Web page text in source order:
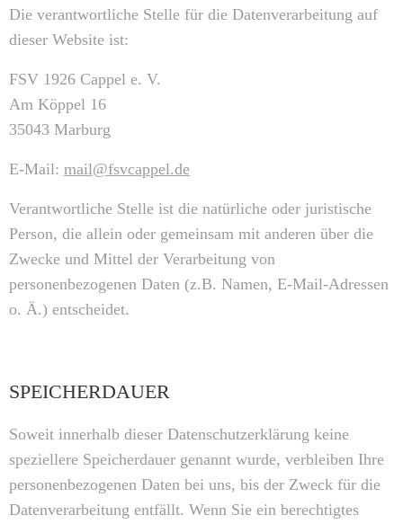
Die verantwortliche Stelle für die Datenverarbeitung auf
dieser Website ist:
FSV 1926 Cappel e. V.
Am Köppel 16
35043 Marburg
E-Mail: mail@fsvcappel.de
Verantwortliche Stelle ist die natürliche oder juristische
Person, die allein oder gemeinsam mit anderen über die
Zwecke und Mittel der Verarbeitung von
personenbezogenen Daten (z.B. Namen, E-Mail-Adressen
o. Ä.) entscheidet.
SPEICHERDAUER
Soweit innerhalb dieser Datenschutzerklärung keine
speziellere Speicherdauer genannt wurde, verbleiben Ihre
personenbezogenen Daten bei uns, bis der Zweck für die
Datenverarbeitung entfällt. Wenn Sie ein berechtigtes